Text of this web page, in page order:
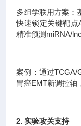
多组学联用方案：
快速锁定关键靶点
精准预测miRNA/
案例：通过TCGA/
胃癌EMT新调控轴
2. 实验攻关支持